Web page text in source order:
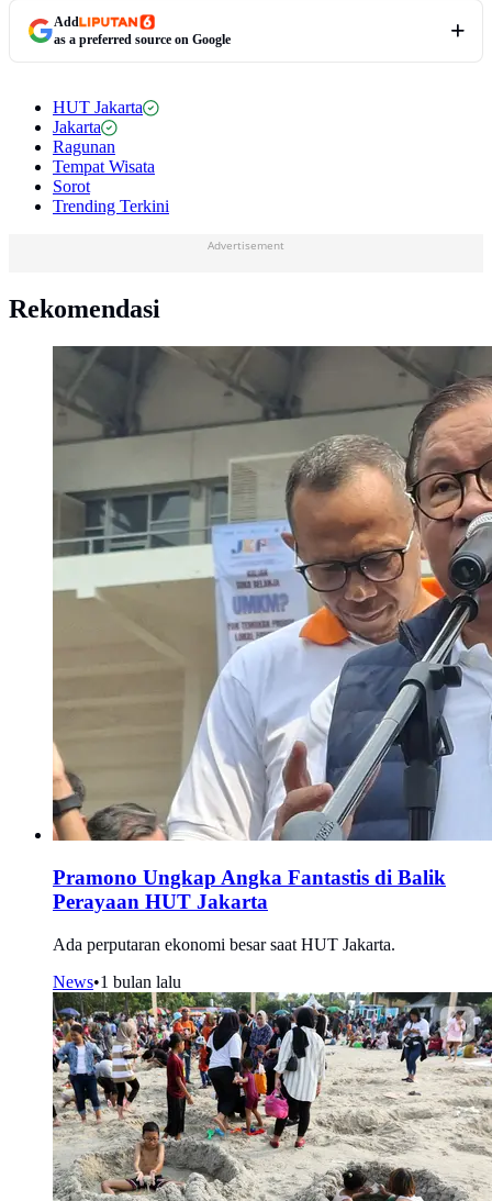
Add
as a preferred source on Google
HUT Jakarta
Jakarta
Ragunan
Tempat Wisata
Sorot
Trending Terkini
Advertisement
Rekomendasi
Pramono Ungkap Angka Fantastis di Balik
Perayaan HUT Jakarta
Ada perputaran ekonomi besar saat HUT Jakarta.
News•1 bulan lalu